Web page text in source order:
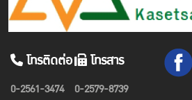
โทรติดต่อ
0-2561-3474
โทรสาร
0-2579-8739